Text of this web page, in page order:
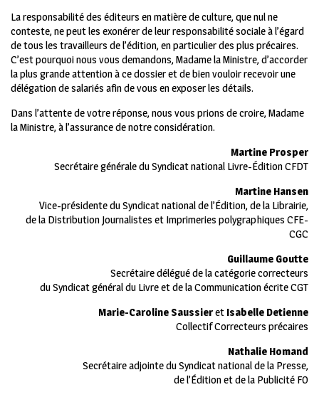
La responsabilité des éditeurs en matière de culture, que nul ne
conteste, ne peut les exonérer de leur responsabilité sociale à l’égard
de tous les travailleurs de l’édition, en particulier des plus précaires.
C’est pourquoi nous vous demandons, Madame la Ministre, d’accorder
la plus grande attention à ce dossier et de bien vouloir recevoir une
délégation de salariés afin de vous en exposer les détails.
Dans l’attente de votre réponse, nous vous prions de croire, Madame
la Ministre, à l’assurance de notre considération.
Martine Prosper
Secrétaire générale du Syndicat national Livre-Édition CFDT
Martine Hansen
Vice-présidente du Syndicat national de l’Édition, de la Librairie,
de la Distribution Journalistes et Imprimeries polygraphiques CFE-
CGC
Guillaume Goutte
Secrétaire délégué de la catégorie correcteurs
du Syndicat général du Livre et de la Communication écrite CGT
Marie-Caroline Saussieret Isabelle Detienne
Collectif Correcteurs précaires
Nathalie Homand
Secrétaire adjointe du Syndicat national de la Presse,
de l’Édition et de la Publicité FO